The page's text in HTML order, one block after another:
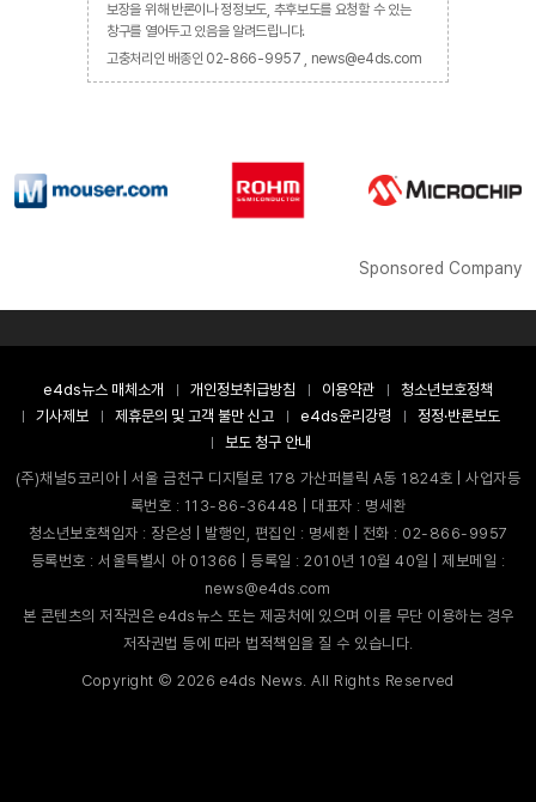
보장을 위해 반론이나 정정보도, 추후보도를 요청할 수 있는
창구를 열어두고 있음을 알려드립니다.
고충처리인 배종인 02-866-9957 , news@e4ds.com
Sponsored Company
e4ds뉴스 매체소개 개인정보취급방침 이용약관
청소년보호정책
기사제보
제휴문의 및 고객 불만 신고 e4ds윤리강령
정정·반론보도
보도 청구 안내
(주)채널5코리아 | 서울 금천구 디지털로 178 가산퍼블릭 A동 1824호 | 사업자등
록번호 : 113-86-36448 | 대표자 : 명세환
청소년보호책임자 : 장은성 | 발행인, 편집인 : 명세환 | 전화 : 02-866-9957
등록번호 : 서울특별시 아 01366 | 등록일 : 2010년 10월 40일 | 제보메일 :
news@e4ds.com
본 콘텐츠의 저작권은 e4ds뉴스 또는 제공처에 있으며 이를 무단 이용하는 경우
저작권법 등에 따라 법적책임을 질 수 있습니다.
Copyright ©2026 e4ds News. All Rights Reserved